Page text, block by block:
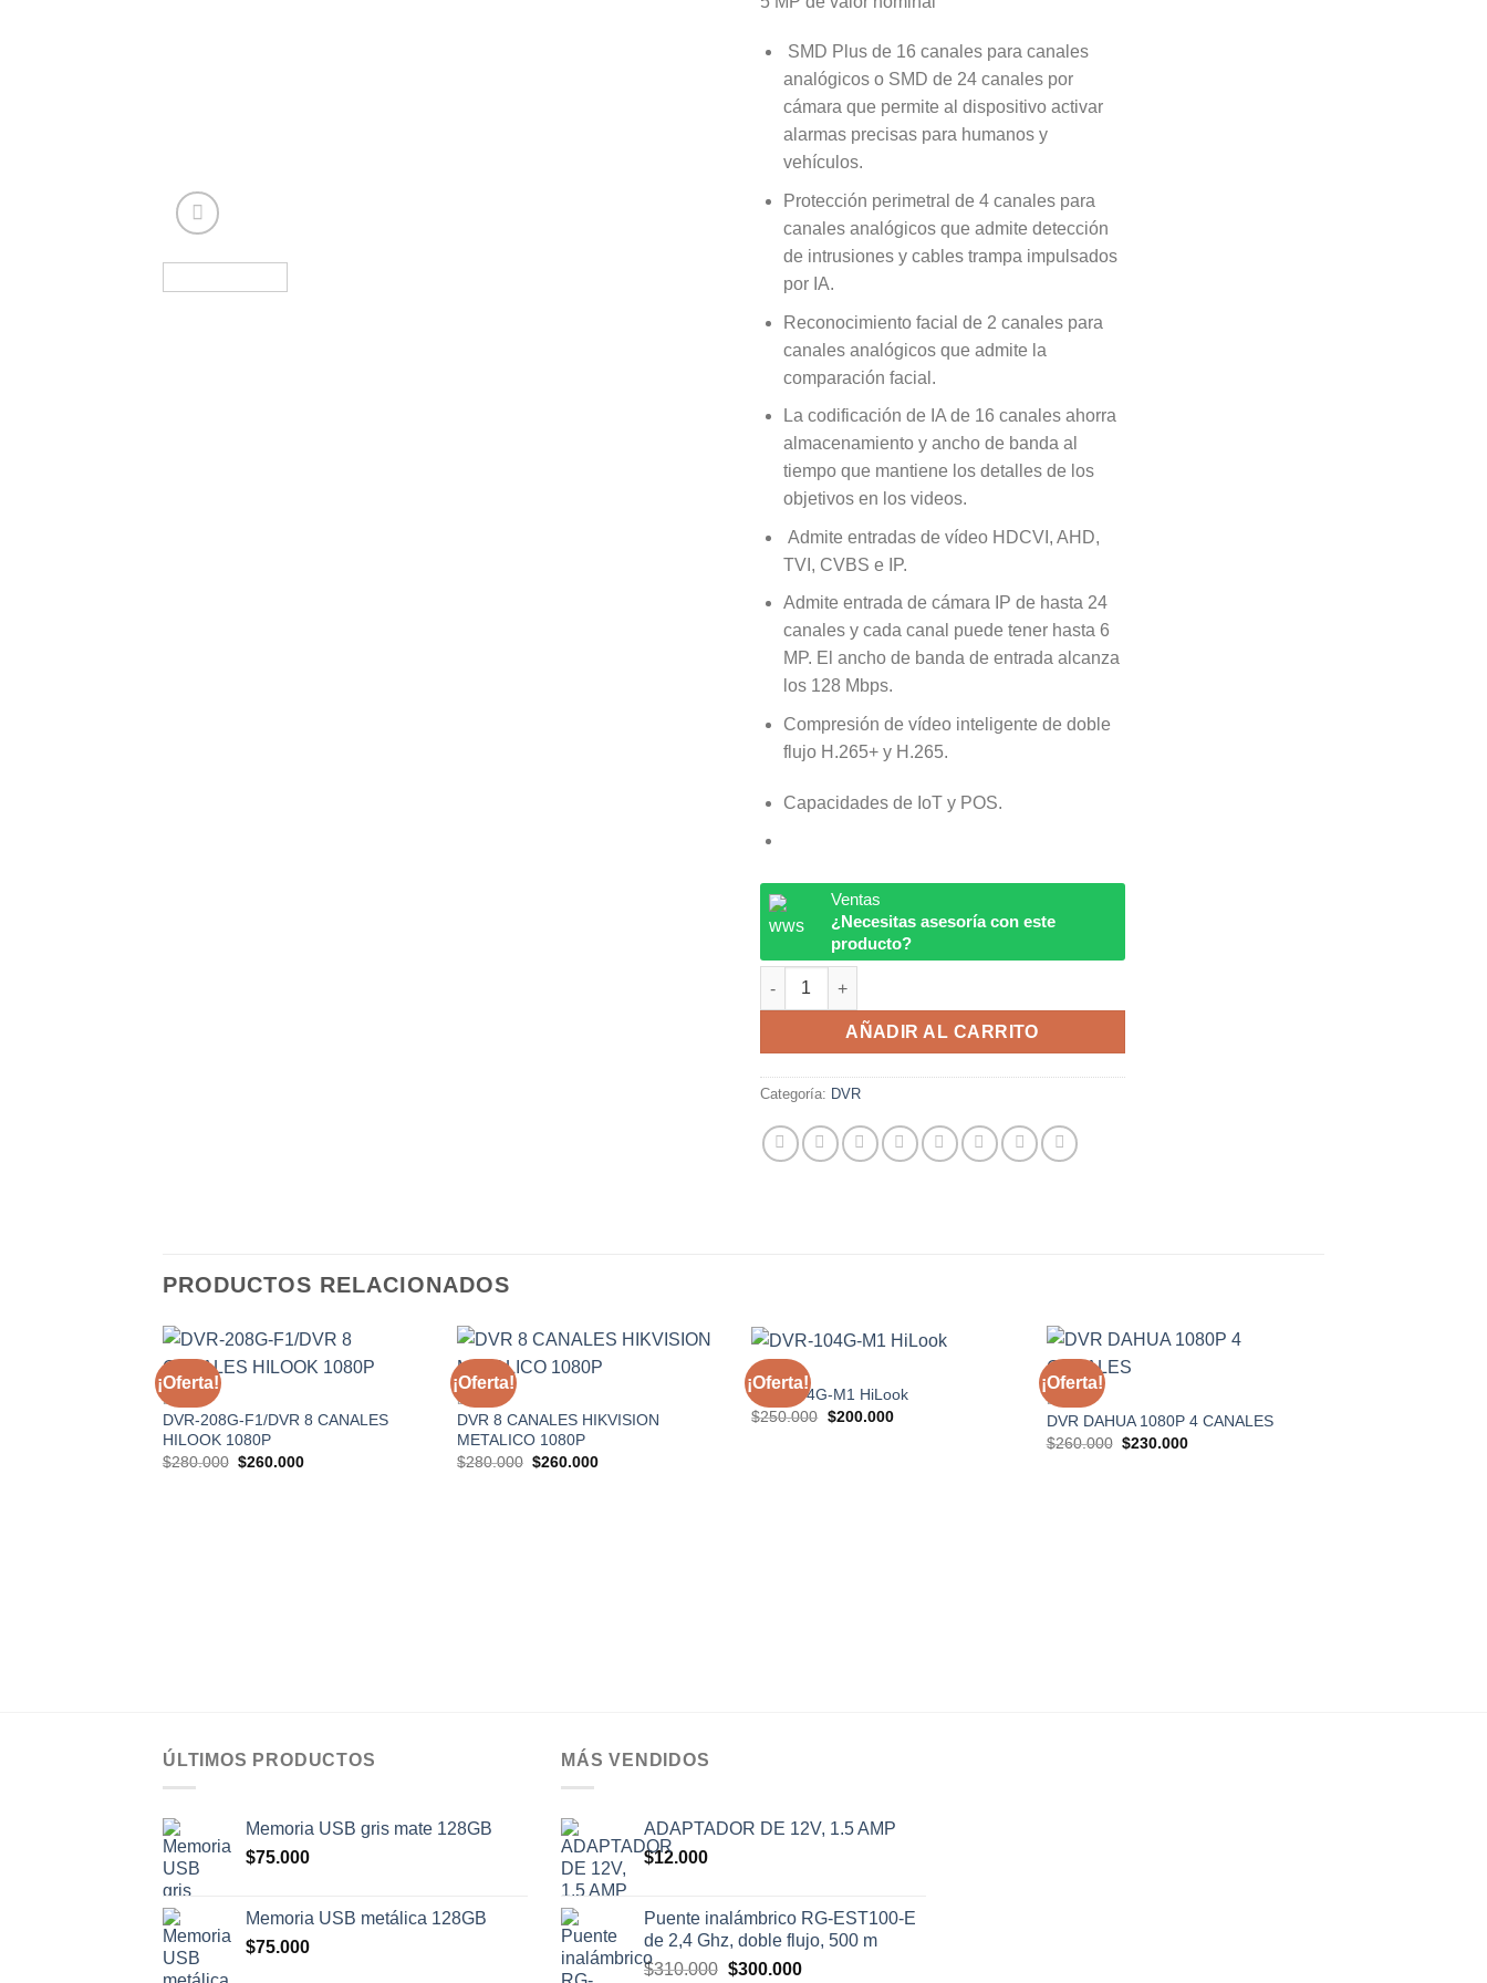
SMD Plus de 16 canales para canales
analógicos o SMD de 24 canales por
cámara que permite al dispositivo activar
alarmas precisas para humanos y
vehículos.
Protección perimetral de 4 canales para
canales analógicos que admite detección
de intrusiones y cables trampa impulsados ​​
por IA.
Reconocimiento facial de 2 canales para
canales analógicos que admite la
comparación facial.
La codificación de IA de 16 canales ahorra
almacenamiento y ancho de banda al
tiempo que mantiene los detalles de los
objetivos en los videos.
Admite entradas de vídeo HDCVI, AHD,
TVI, CVBS e IP.
Admite entrada de cámara IP de hasta 24
canales y cada canal puede tener hasta 6
MP. El ancho de banda de entrada alcanza
los 128 Mbps.
Compresión de vídeo inteligente de doble
flujo H.265+ y H.265.
Capacidades de IoT y POS.
Ventas
¿Necesitas asesoría con este
producto?
DH-XVR5116HS-I3 Dahua cantidad
AÑADIR AL CARRITO
Categoría: DVR
PRODUCTOS RELACIONADOS
¡Oferta!
Añadir a la lista de deseos
DVR
DVR-208G-F1/DVR 8 CANALES
HILOOK 1080P
$280.000 El
$260.000El
¡Oferta!
Añadir a la lista de deseos
DVR
DVR 8 CANALES HIKVISION
METALICO 1080P
$280.000 El
$260.000El
¡Oferta!
Añadir a la lista de deseos
DVR
DVR-104G-M1 HiLook
$250.000 El
$200.000El
¡Oferta!
Añadir a la lista de deseos
DVR
DVR DAHUA 1080P 4 CANALES
$260.000 El
$230.000El
ÚLTIMOS PRODUCTOS
Memoria USB gris mate 128GB
$75.000
Memoria USB metálica 128GB
$75.000
MÁS VENDIDOS
ADAPTADOR DE 12V, 1.5 AMP
$12.000
Puente inalámbrico RG-EST100-E
de 2,4 Ghz, doble flujo, 500 m
$310.000 El
$300.000El